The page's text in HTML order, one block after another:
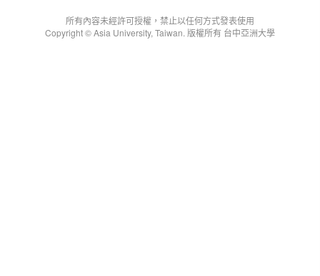
所有內容未經許可授權，禁止以任何方式發表使用
Copyright © Asia University, Taiwan. 版權所有 台中亞洲大學